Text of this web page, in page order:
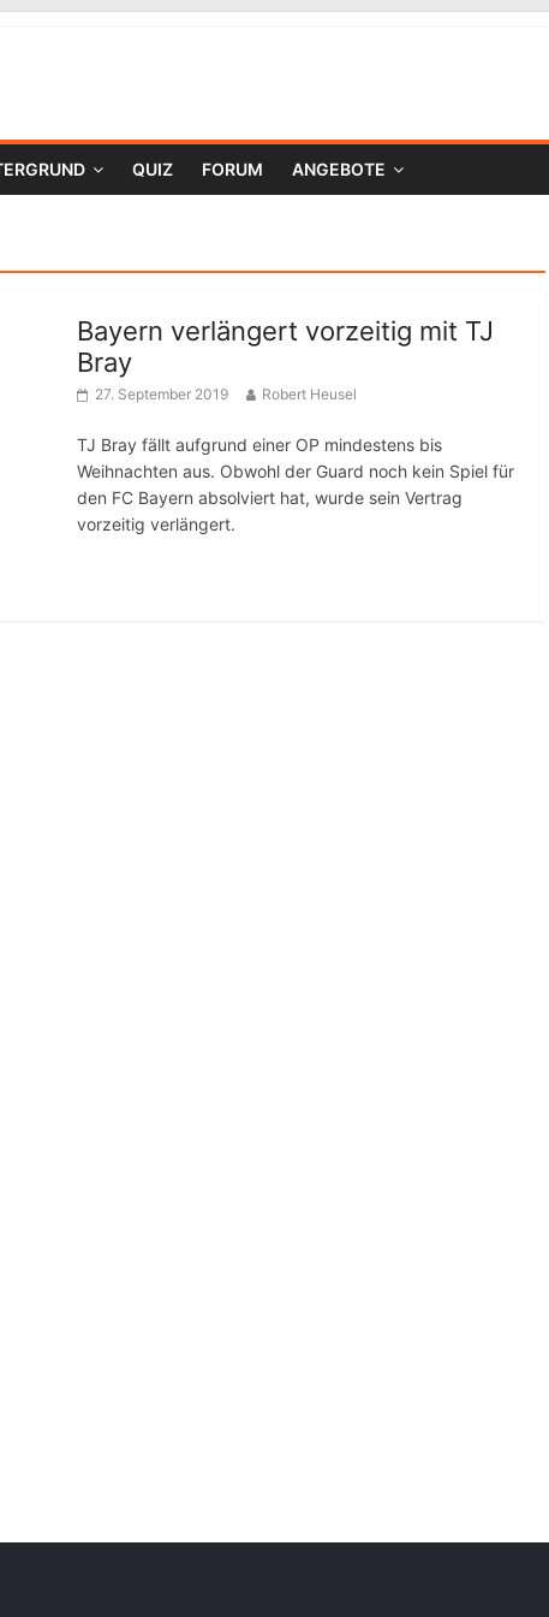
QUIZ FORUM ANGEBOTE
Bayern verlängert vorzeitig mit TJ
Bray
27. September 2019 Robert Heusel
TJ Bray fällt aufgrund einer OP mindestens bis
Weihnachten aus. Obwohl der Guard noch kein Spiel für
den FC Bayern absolviert hat, wurde sein Vertrag
vorzeitig verlängert.